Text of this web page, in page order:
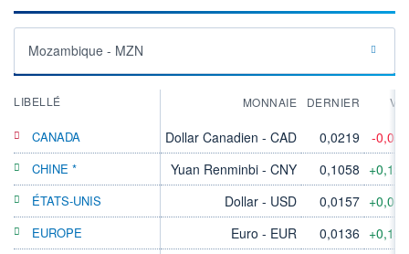
Mozambique - MZN
LIBELLÉ MONNAIE DERNIER
CANADA Dollar Canadien - CAD 0,0219 -
CHINE * Yuan Renminbi - CNY 0,1058
ÉTATS-UNIS Dollar - USD 0,0157
EUROPE Euro - EUR 0,0136